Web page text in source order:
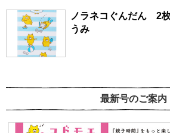
ノラネコぐんだん 2
うみ
最新号のご案内